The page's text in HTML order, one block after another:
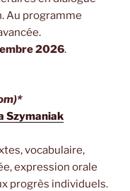
Au programme
2026.
Szymaniak
vocabulaire,
expression orale
progrès individuels.